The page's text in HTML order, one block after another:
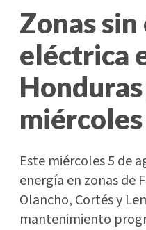
Zonas
eléctrica
Este miércoles 5 de
energía en zonas de
Olancho, Cortés y
mantenimiento